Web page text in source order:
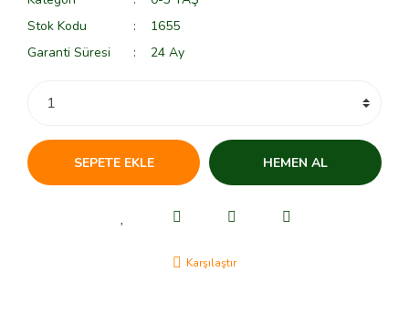
Stok Kodu
1655
Garanti Süresi
24 Ay
SEPETE EKLE HEMEN AL
Karşılaştır